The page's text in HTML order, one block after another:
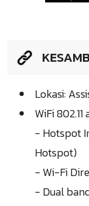
Lokasi:
WiFi
- Hotspot
Hotspot)
- Wi-Fi
- Dual